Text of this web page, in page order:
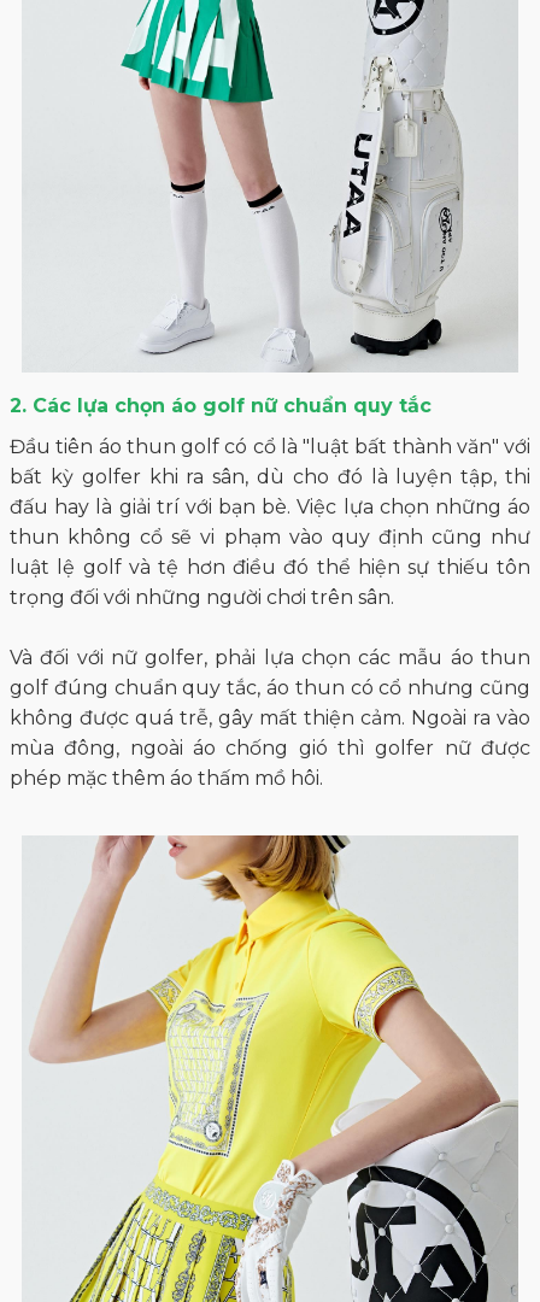
2. Các lựa chọn áo golf nữ chuẩn quy tắc
Đầu tiên áo thun golf có cổ là "luật bất thành văn" với
bất kỳ golfer khi ra sân, dù cho đó là luyện tập, thi
đấu hay là giải trí với bạn bè. Việc lựa chọn những áo
thun không cổ sẽ vi phạm vào quy định cũng như
luật lệ golf và tệ hơn điều đó thể hiện sự thiếu tôn
trọng đối với những người chơi trên sân.
Và đối với nữ golfer, phải lựa chọn các mẫu áo thun
golf đúng chuẩn quy tắc, áo thun có cổ nhưng cũng
không được quá trễ, gây mất thiện cảm. Ngoài ra vào
mùa đông, ngoài áo chống gió thì golfer nữ được
phép mặc thêm áo thấm mồ hôi.